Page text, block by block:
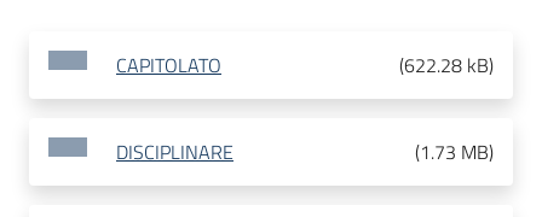
CAPITOLATO (622.28 kB)
DISCIPLINARE (1.73 MB)